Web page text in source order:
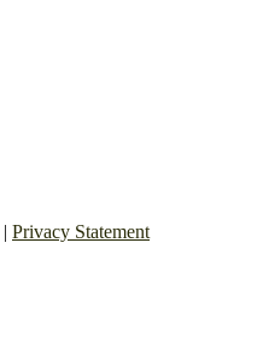
| Privacy Statement